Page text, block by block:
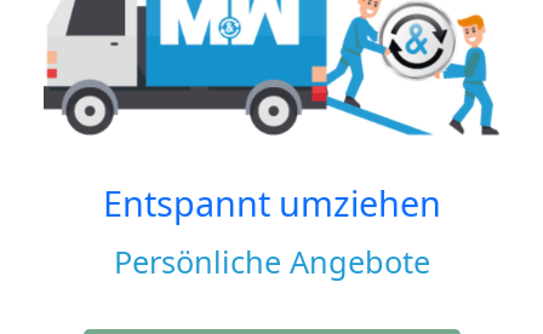
Entspannt umziehen
Persönliche Angebote